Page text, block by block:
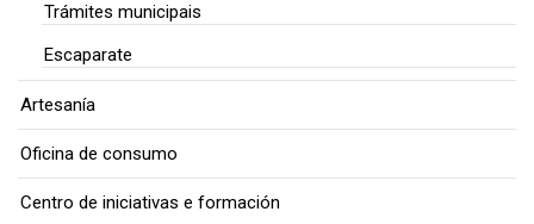
Trámites municipais
Escaparate
Artesanía
Oficina de consumo
Centro de iniciativas e formación